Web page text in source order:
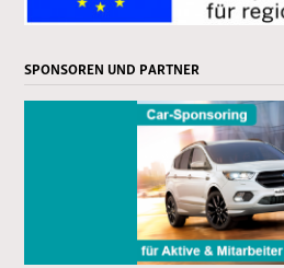
SPONSOREN UND PARTNER